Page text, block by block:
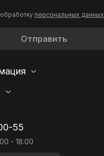
персональных данных
Отправить
55
- 18:00